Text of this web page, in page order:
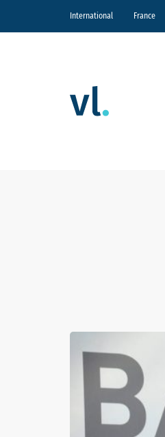
International France